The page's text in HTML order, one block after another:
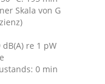
Skala von G
re 1 pW
0 min